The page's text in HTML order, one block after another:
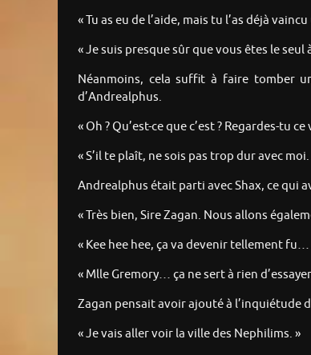
« Tu as eu de l’aide, mais tu l’as déjà
« Je suis presque sûr que vous êtes le
Néanmoins, cela suffit à faire tomber
d’Andrealphus.
« Oh ? Qu’est-ce que c’est ? Regardes-tu
« S’il te plaît, ne sois pas trop dur avec moi.
Andrealphus était parti avec Shax, ce qui
« Très bien, Sire Zagan. Nous allons
« Kee hee hee, ça va devenir tellement
« Mlle Gremory… ça ne sert à rien
Zagan pensait avoir ajouté à l’inquiétude
« Je vais aller voir la ville des Nephilims. »